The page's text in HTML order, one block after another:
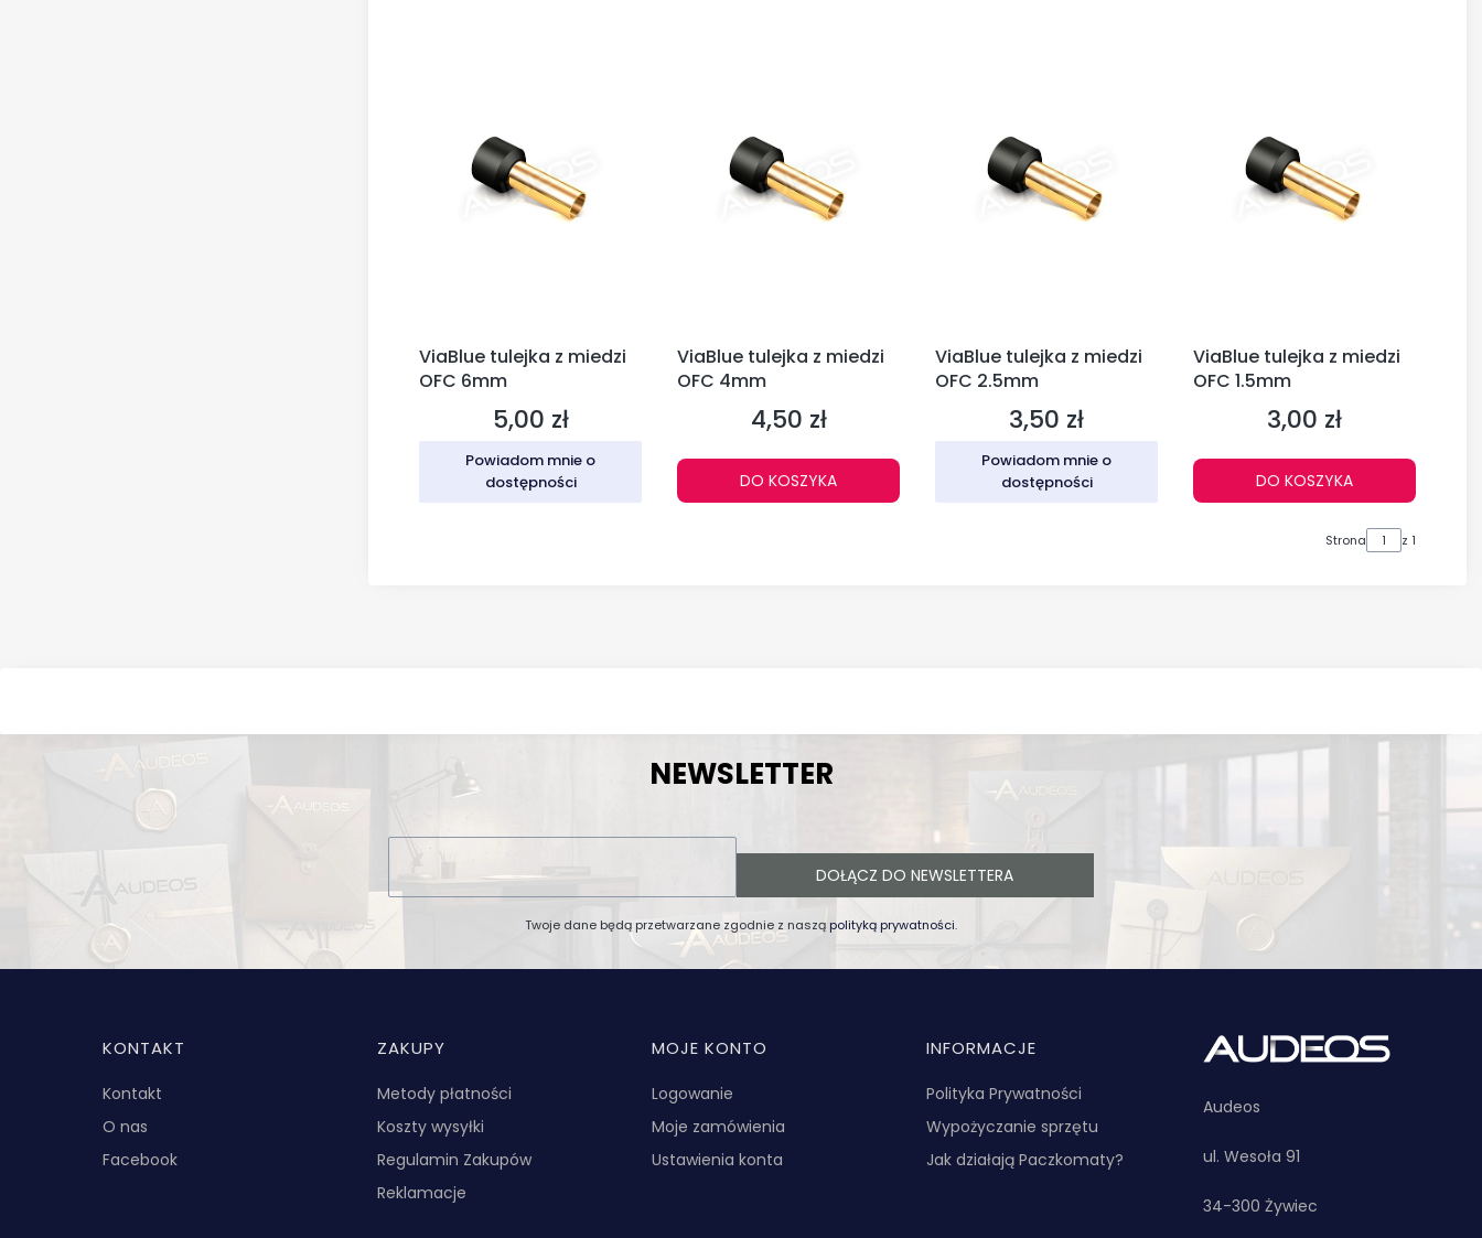
ViaBlue tulejka z miedzi
OFC 6mm
Cena
5,00 zł
Powiadom mnie o
dostępności
ViaBlue tulejka z miedzi
OFC 4mm
Cena
4,50 zł
DO KOSZYKA
ViaBlue tulejka z miedzi
OFC 2.5mm
Cena
3,50 zł
Powiadom mnie o
dostępności
ViaBlue tulejka z miedzi
OFC 1.5mm
Cena
3,00 zł
DO KOSZYKA
Strona z 1
NEWSLETTER
DOŁĄCZ DO NEWSLETTERA
Twoje dane będą przetwarzane zgodnie z naszą polityką prywatności.
Linki w stopce
KONTAKT
Kontakt
O nas
Facebook
ZAKUPY
Metody płatności
Koszty wysyłki
Regulamin Zakupów
Reklamacje
MOJE KONTO
Logowanie
Moje zamówienia
Ustawienia konta
INFORMACJE
Polityka Prywatności
Wypożyczanie sprzętu
Jak działają Paczkomaty?
Audeos
ul. Wesoła 91
34-300 Żywiec